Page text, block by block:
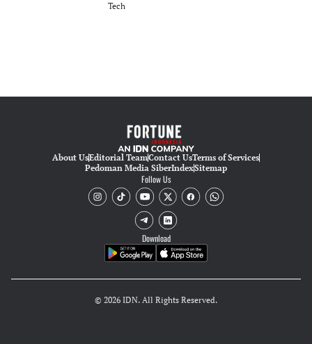
Tech
About UsEditorial TeamContact UsTerms of Services
Pedoman Media SiberIndexSitemap
Follow Us
Download
© 2026 IDN. All Rights Reserved.